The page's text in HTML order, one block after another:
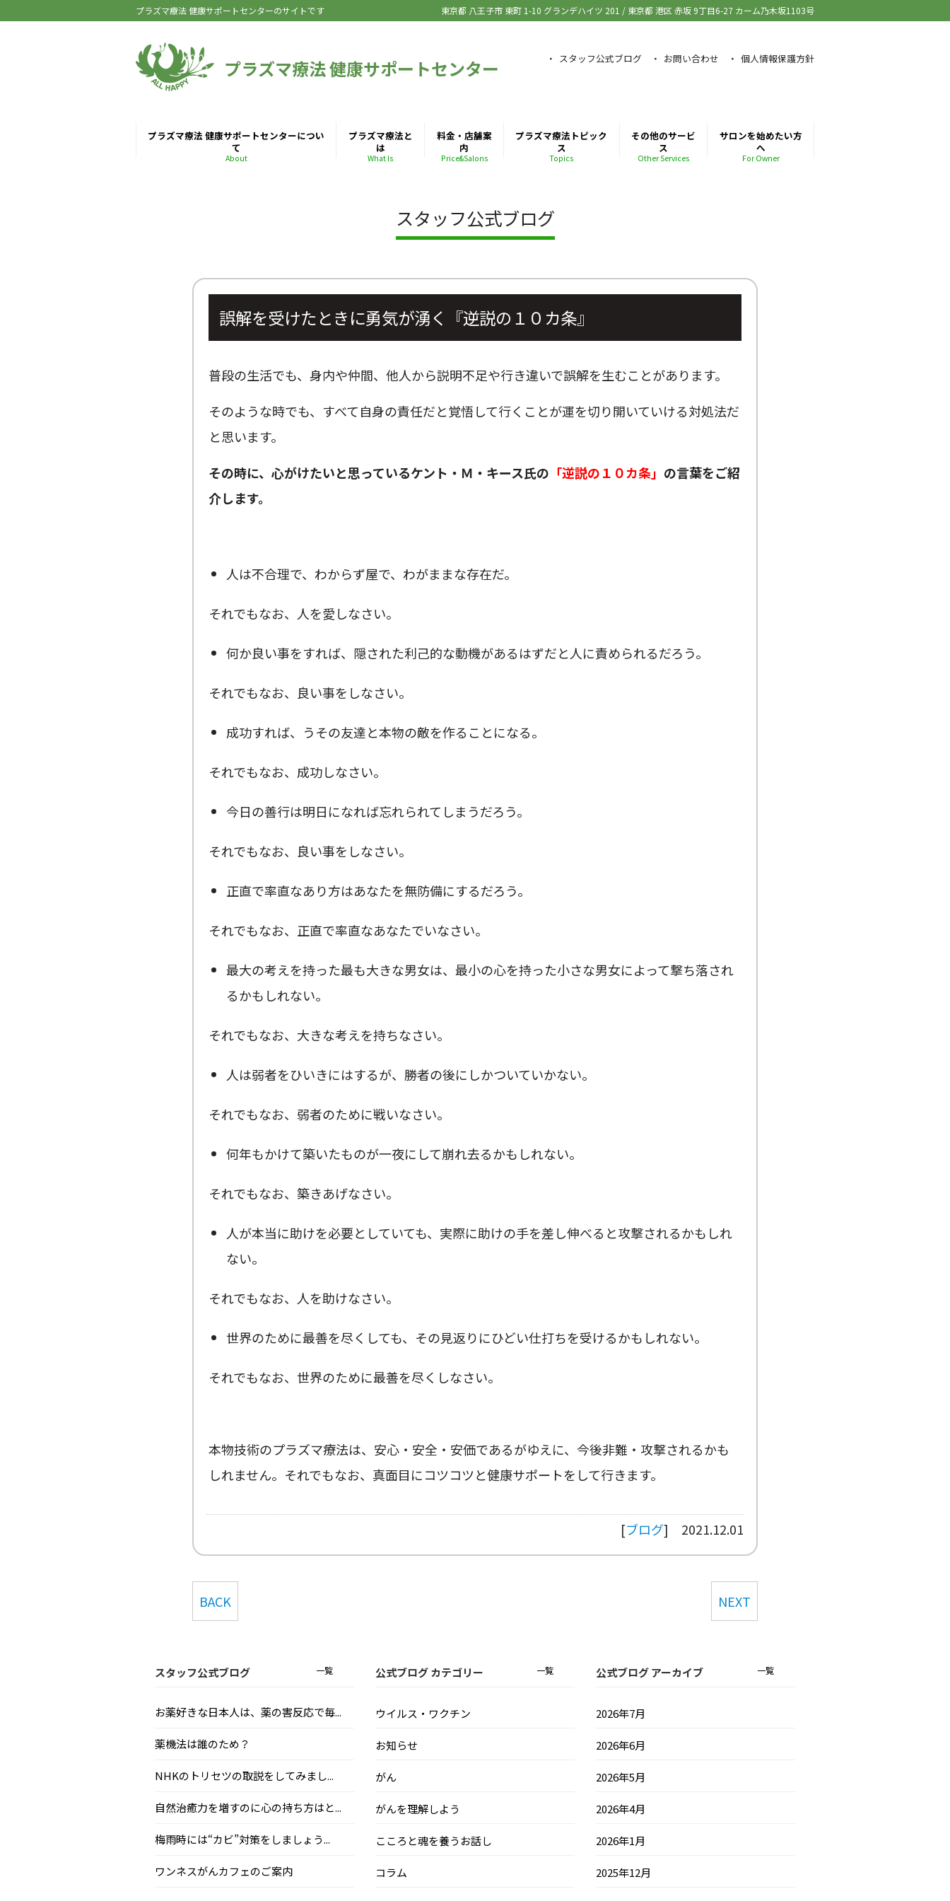
プラズマ療法 健康サポートセンターのサイトです 東京都 八王子市 東町 1-10 グランデハイツ 201 / 東京都 港区 赤坂 9丁目6-27 カーム乃木坂1103号
プラズマ療法 健康サポートセンター スタッフ公式ブログ お問い合わせ 個人情報保護方針
プラズマ療法 健康サポートセンターについ
て
About
プラズマ療法と
は
What Is
料金・店舗案
内
Price&Salons
プラズマ療法トピック
ス
Topics
その他のサービ
ス
Other Services
サロンを始めたい方
へ
For Owner
スタッフ公式ブログ
誤解を受けたときに勇気が湧く『逆説の１０カ条』
普段の生活でも、身内や仲間、他人から説明不足や行き違いで誤解を生むことがあります。
そのような時でも、すべて自身の責任だと覚悟して行くことが運を切り開いていける対処法だ
と思います。
その時に、心がけたいと思っているケント・Ｍ・キース氏の 「逆説の１０カ条」 の言葉をご紹
介します。
人は不合理で、わからず屋で、わがままな存在だ。
それでもなお、人を愛しなさい。
何か良い事をすれば、隠された利己的な動機があるはずだと人に責められるだろう。
それでもなお、良い事をしなさい。
成功すれば、うその友達と本物の敵を作ることになる。
それでもなお、成功しなさい。
今日の善行は明日になれば忘れられてしまうだろう。
それでもなお、良い事をしなさい。
正直で率直なあり方はあなたを無防備にするだろう。
それでもなお、正直で率直なあなたでいなさい。
最大の考えを持った最も大きな男女は、最小の心を持った小さな男女によって撃ち落され
るかもしれない。
それでもなお、大きな考えを持ちなさい。
人は弱者をひいきにはするが、勝者の後にしかついていかない。
それでもなお、弱者のために戦いなさい。
何年もかけて築いたものが一夜にして崩れ去るかもしれない。
それでもなお、築きあげなさい。
人が本当に助けを必要としていても、実際に助けの手を差し伸べると攻撃されるかもしれ
ない。
それでもなお、人を助けなさい。
世界のために最善を尽くしても、その見返りにひどい仕打ちを受けるかもしれない。
それでもなお、世界のために最善を尽くしなさい。
本物技術のプラズマ療法は、安心・安全・安価であるがゆえに、今後非難・攻撃されるかも
しれません。それでもなお、真面目にコツコツと健康サポートをして行きます。
[ブログ] 2021.12.01
BACK NEXT
スタッフ公式ブログ 一覧
お薬好きな日本人は、薬の害反応で毎...
薬機法は誰のため？
NHKのトリセツの取説をしてみまし...
自然治癒力を増すのに心の持ち方はと...
梅雨時には“カビ”対策をしましょう...
ワンネスがんカフェのご案内
公式ブログ カテゴリー 一覧
ウイルス・ワクチン
お知らせ
がん
がんを理解しよう
こころと魂を養うお話し
コラム
公式ブログ アーカイブ 一覧
2026年7月
2026年6月
2026年5月
2026年4月
2026年1月
2025年12月